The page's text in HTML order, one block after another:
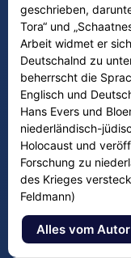
geschrieben,
Tora“ und
Arbeit widmet er
Deutschalnd zu
beherrscht die
Englisch und
Hans Evers und
niederländisch-
Holocaust und
Forschung zu
des Krieges
Feldmann)
Alles vom Autor